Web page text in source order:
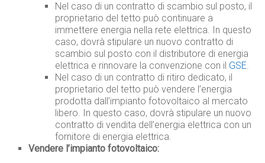
Nel caso di un contratto di scambio sul posto, il
proprietario del tetto può continuare a
immettere energia nella rete elettrica. In questo
caso, dovrà stipulare un nuovo contratto di
scambio sul posto con il distributore di energia
elettrica e rinnovare la convenzione con il GSE.
Nel caso di un contratto di ritiro dedicato, il
proprietario del tetto può vendere l’energia
prodotta dall’impianto fotovoltaico al mercato
libero. In questo caso, dovrà stipulare un nuovo
contratto di vendita dell’energia elettrica con un
fornitore di energia elettrica.
Vendere l’impianto fotovoltaico: